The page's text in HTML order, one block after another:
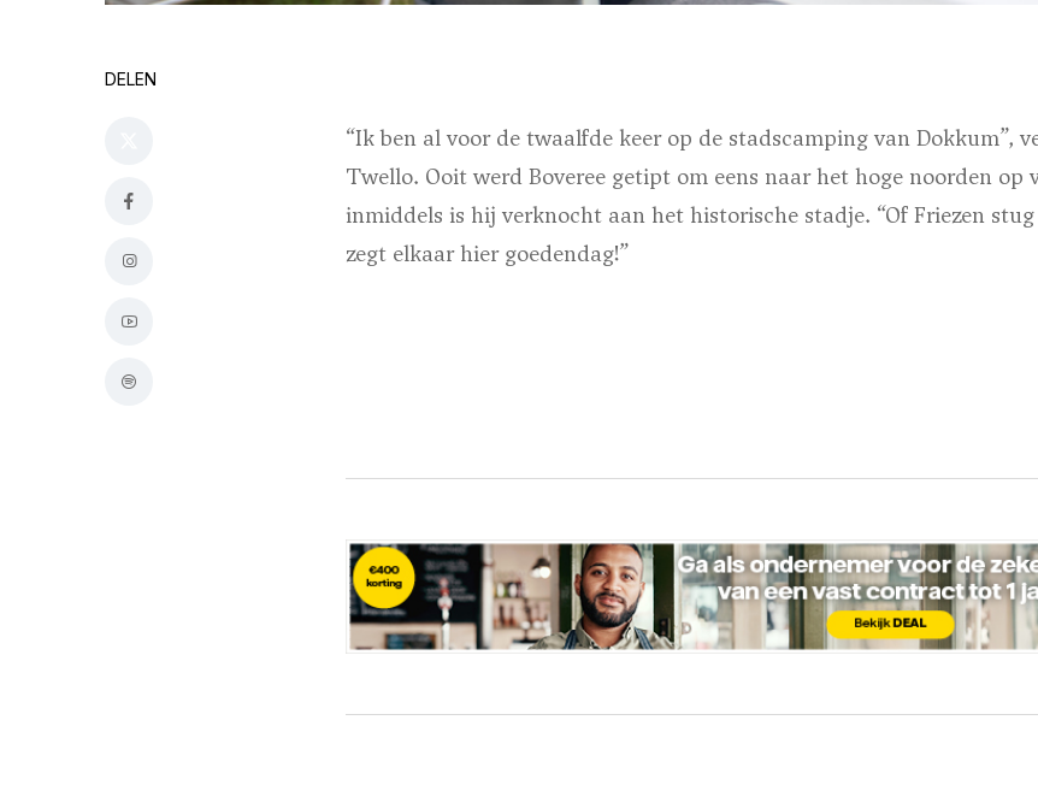
DELEN
“Ik ben al voor de twaalfde keer op de stadscamping van Dokkum”,
Twello. Ooit werd Boveree getipt om eens naar het hoge noorden op
inmiddels is hij verknocht aan het historische stadje. “Of Friezen stug
zegt elkaar hier goedendag!”